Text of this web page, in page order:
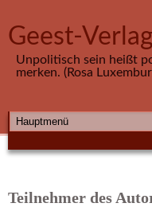
Geest-Verlag
Unpolitisch sein heißt
merken. (Rosa
HAUPTMENÜ
Teilnehmer des